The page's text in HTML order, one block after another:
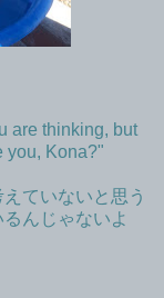
are thinking, but
you, Kona?"
ていないと思う
んじゃないよ